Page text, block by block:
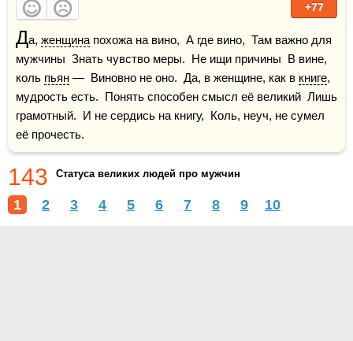
+77
Да, женщина похожа на вино,  А где вино,  Там важно для
мужчины  Знать чувство меры.  Не ищи причины  В вине,
коль пьян —  Виновно не оно.  Да, в женщине, как в книге,
мудрость есть.  Понять способен смысл её великий  Лишь
грамотный.  И не сердись на книгу,  Коль, неуч, не сумел
её прочесть.
143 Статуса великих людей про мужчин
1 2 3 4 5 6 7 8 9 10